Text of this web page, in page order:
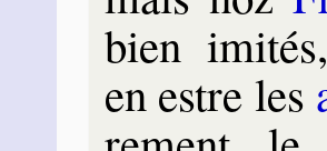
bien
en estre les